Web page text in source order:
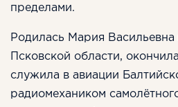
пределами.
Родилась Мария Васильевна
Псковской области,
служила в авиации
радиомехаником